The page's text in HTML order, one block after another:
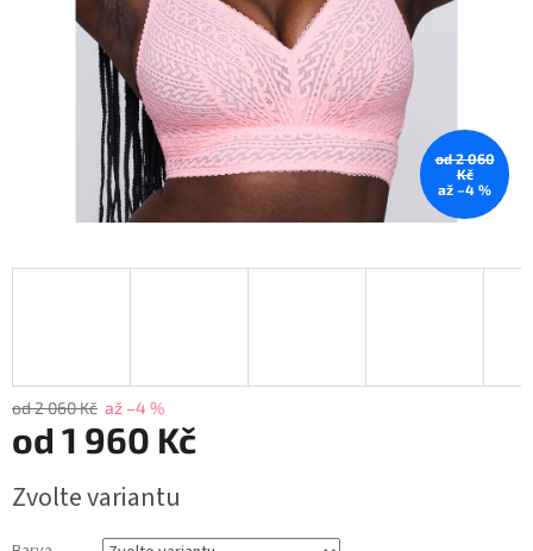
od 2 060
Kč
až –4 %
od 2 060 Kč až –4 %
od 1 960 Kč
cena:
Zvolte variantu